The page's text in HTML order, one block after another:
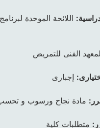
اللائحة الموحدة
الفنى للتمريض
إجبارى
مادة نجاح ورسوب و
متطلبات كلية